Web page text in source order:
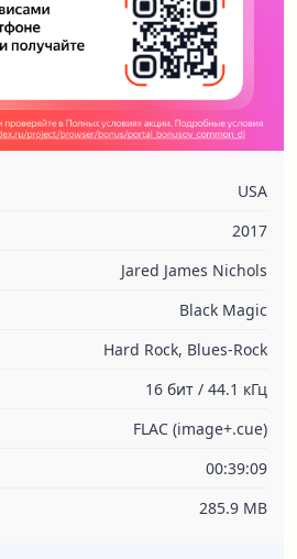
USA
2017
Jared James Nichols
Black Magic
Hard Rock, Blues-Rock
16 бит / 44.1 кГц
FLAC (image+.cue)
00:39:09
285.9 MB